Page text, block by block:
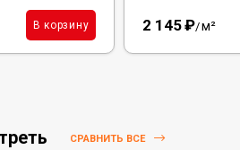
В корзину 2 145₽/м²
СРАВНИТЬ ВСЕ